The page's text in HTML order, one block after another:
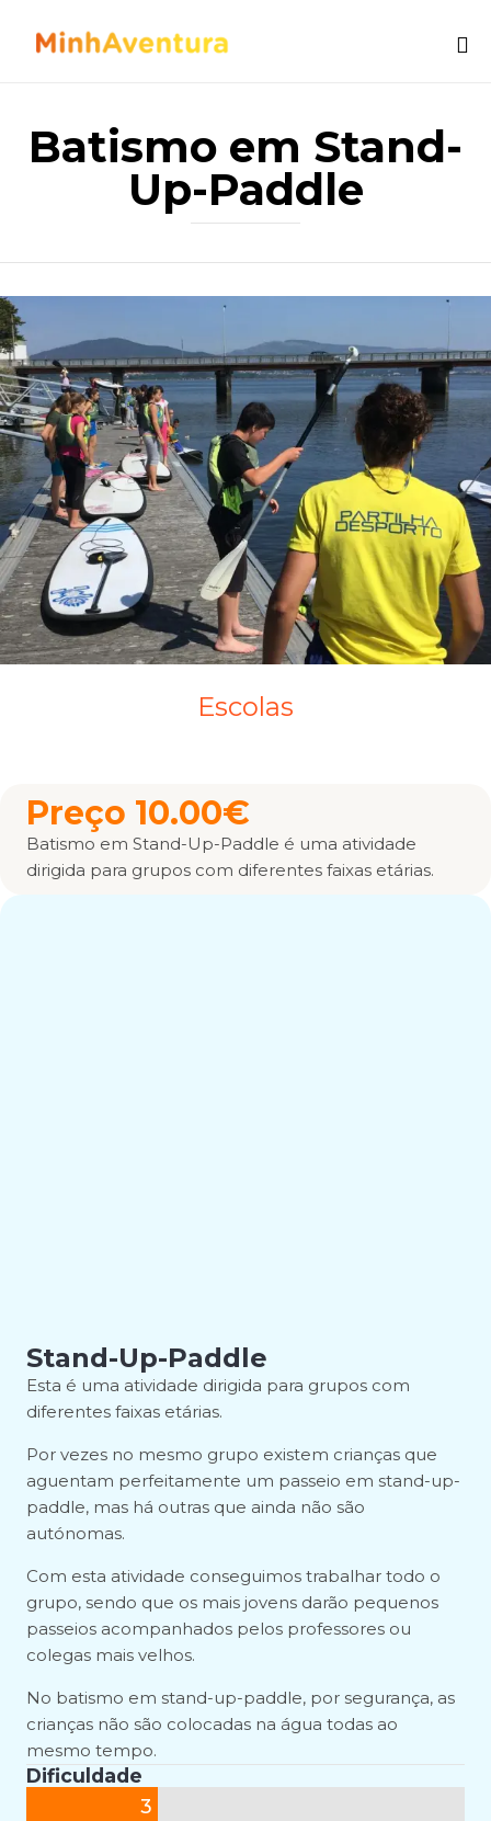
Batismo em Stand-
Up-Paddle
Escolas
Preço 10.00€
Batismo em Stand-Up-Paddle é uma atividade
dirigida para grupos com diferentes faixas etárias.
Stand-Up-Paddle
Esta é uma atividade dirigida para grupos com
diferentes faixas etárias.
Por vezes no mesmo grupo existem crianças que
aguentam perfeitamente um passeio em stand-up-
paddle, mas há outras que ainda não são
autónomas.
Com esta atividade conseguimos trabalhar todo o
grupo, sendo que os mais jovens darão pequenos
passeios acompanhados pelos professores ou
colegas mais velhos.
No batismo em stand-up-paddle, por segurança, as
crianças não são colocadas na água todas ao
mesmo tempo.
Dificuldade
3